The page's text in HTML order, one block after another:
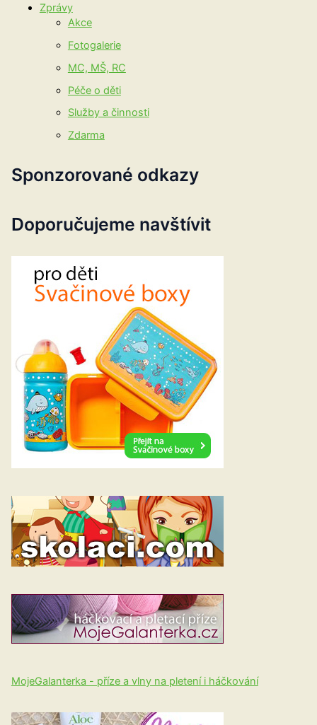
Zprávy
Akce
Fotogalerie
MC, MŠ, RC
Péče o děti
Služby a činnosti
Zdarma
Sponzorované odkazy
Doporučujeme navštívit
MojeGalanterka - příze a vlny na pletení i háčkování